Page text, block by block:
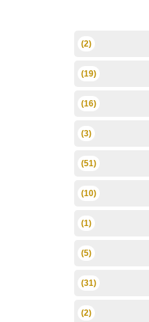
(2)
(19)
(16)
(3)
(51)
(10)
(1)
(5)
(31)
(2)